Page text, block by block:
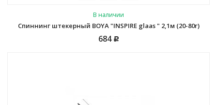
В наличии
Спиннинг штекерный BOYA "INSPIRE glaas " 2,1м (20-80г)
684 Р